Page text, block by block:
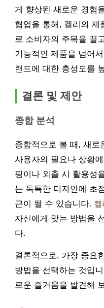
게 향상된 새로운 경험
협업을 통해, 켈리의 제
로 소비자의 주목을 끌
기능적인 제품을 넘어
랜드에 대한 충성도를
결론 및 제안
종합 분석
종합적으로 볼 때, 새로
사용자의 필요나 상황
핑이나 외출 시 활용성
는 독특한 디자인에 초
근이 될 수 있습니다. 켈
자신에게 맞는 방법을
다.
결론적으로, 가장 중요
방법을 선택하는 것입
로운 즐거움을 발견해